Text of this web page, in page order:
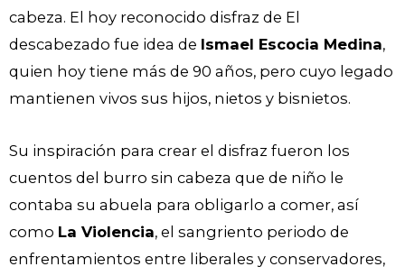
cabeza. El hoy reconocido disfraz de El
descabezado fue idea de Ismael Escocia Medina,
quien hoy tiene más de 90 años, pero cuyo legado
mantienen vivos sus hijos, nietos y bisnietos.
Su inspiración para crear el disfraz fueron los
cuentos del burro sin cabeza que de niño le
contaba su abuela para obligarlo a comer, así
como La Violencia, el sangriento periodo de
enfrentamientos entre liberales y conservadores,